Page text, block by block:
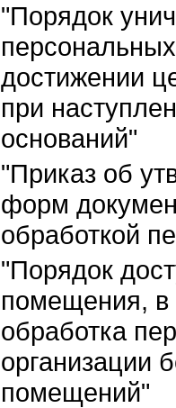
"Порядок
достижении
при
оснований"
"Приказ об
форм
обработкой
"Порядок
помещения, в
обработка
организации
помещений"